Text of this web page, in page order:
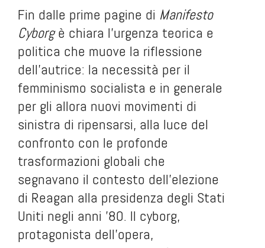
Fin dalle prime pagine di Manifesto
Cyborgè chiara l’urgenza teorica e
politica che muove la riflessione
dell’autrice: la necessità per il
femminismo socialista e in generale
per gli allora nuovi movimenti di
sinistra di ripensarsi, alla luce del
confronto con le profonde
trasformazioni globali che
segnavano il contesto dell’elezione
di Reagan alla presidenza degli Stati
Uniti negli anni ’80. Il cyborg,
protagonista dell’opera,